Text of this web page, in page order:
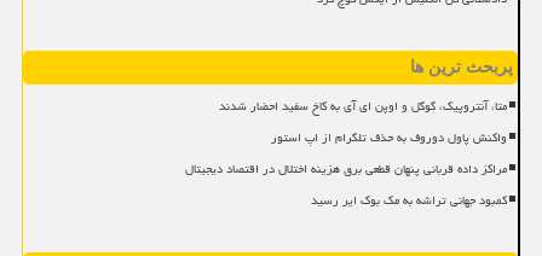
پربحث ترین ها
متا، آنتروپیک، گوگل و اوپن ای آی به کاخ سفید احضار شدند
واکنش پاول دوروف به حذف تلگرام از اپ استور
مراکز داده قربانی پنهان قطعی برق هزینه اختلال در اقتصاد دیجیتال
کمبود جهانی تراشه به مک بوک ایر رسید